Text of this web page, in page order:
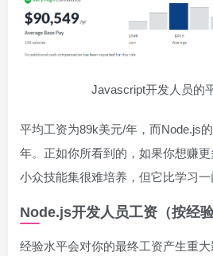
Javascript开发人员的
平均工资为89k美元/年，而Node.js
年。正如你所看到的，如果你想赚更
小众技能集很难培养，但它比学习一
Node.js开发人员工资（按经验
经验水平会对你的最终工资产生重